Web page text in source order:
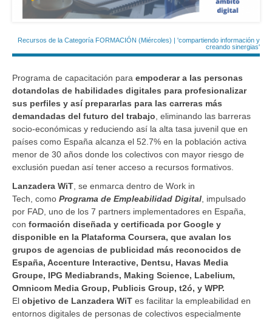
Recursos de la Categoría FORMACIÓN (Miércoles) | 'compartiendo información y
creando sinergias'
Programa de capacitación para empoderar a las personas
dotandolas de habilidades digitales para profesionalizar
sus perfiles y así prepararlas para las carreras más
demandadas del futuro del trabajo , eliminando las barreras
socio-económicas y reduciendo así la alta tasa juvenil que en
países como España alcanza el 52.7% en la población activa
menor de 30 años donde los colectivos con mayor riesgo de
exclusión puedan así tener acceso a recursos formativos.
Lanzadera WiT , se enmarca dentro de Work in
Tech, como Programa de Empleabilidad Digital , impulsado
por FAD, uno de los 7 partners implementadores en España,
con formación diseñada y certificada por Google y
disponible en la Plataforma Coursera, que avalan los
grupos de agencias de publicidad más reconocidos de
España, Accenture Interactive, Dentsu, Havas Media
Groupe, IPG Mediabrands, Making Science, Labelium,
Omnicom Media Group, Publicis Group, t2ó, y WPP.
El objetivo de Lanzadera WiT es facilitar la empleabilidad en
entornos digitales de personas de colectivos especialmente